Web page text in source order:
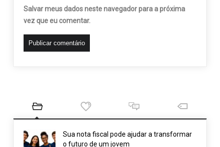
Salvar meus dados neste navegador para a próxima
vez que eu comentar.
Sua nota fiscal pode ajudar a transformar
o futuro de um jovem